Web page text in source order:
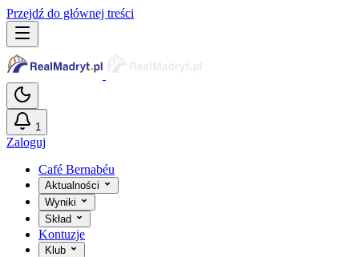
Przejdź do głównej treści
1
Zaloguj
Café Bernabéu
Aktualności
Wyniki
Skład
Kontuzje
Klub